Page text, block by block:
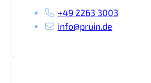
+49 2263 3003
info@pruin.de